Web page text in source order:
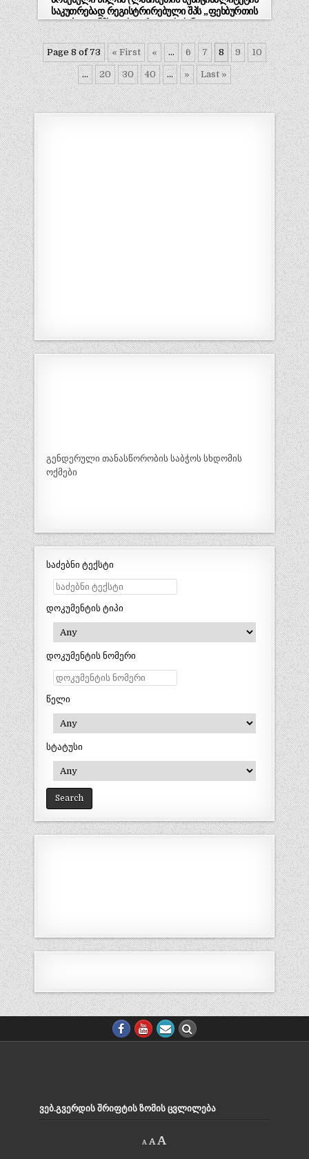
საკუთრებად რეგისტრირებული შპს „ფეხბურთის
კლუბი-ლანჩხუთის გურია“ – ს (ს/ნ 433651461) 100
%-იანი წილი) პირობიანი ელექტრონული
აუქციონის ფორმით პრივატიზებაზე მერისათვის
თანხმობის მიცემის შესახებ“ ლანჩხუთის
მუნიციპალიტეტის საკრებულოს განკარგულების
პროექტი.(ნაწილი I)
Page 8 of 73 « First « ... 6 7 8 9 10
... 20 30 40 ... » Last »
გენდერული თანასწორობის საბჭოს სხდომის
ოქმები
საძებნი ტექსტი
დოკუმენტის ტიპი
დოკუმენტის ნომერი
წელი
სტატუსი
ᲕᲔᲑ.ᲒᲕᲔᲠᲓᲘᲡ ᲨᲠᲘᲤᲢᲘᲡ ᲖᲝᲛᲘᲡ ᲪᲕᲚᲘᲚᲔᲑᲐ
A
Decrease
font
A Reset
A